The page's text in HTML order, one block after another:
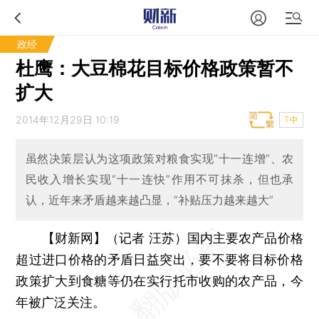
政经
杜鹰：大豆棉花目标价格政策暂不
扩大
2014年12月29日 10:19 T中
虽然决策层认为这项政策对粮食实现“十一连增”、农
民收入增长实现“十一连快”作用不可抹杀，但也承
认，近年来矛盾越来越凸显，“补贴压力越来越大”
【财新网】（记者 汪苏）
国内主要农产品价格
超过进口价格的矛盾日益突出，要不要将目标价格
政策扩大到食糖等仍在实行托市收购的农产品，今
年被广泛关注。